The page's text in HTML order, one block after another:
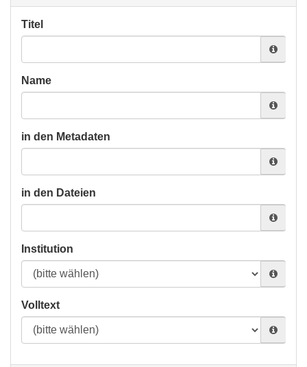
Titel
Name
in den Metadaten
in den Dateien
Institution
Volltext